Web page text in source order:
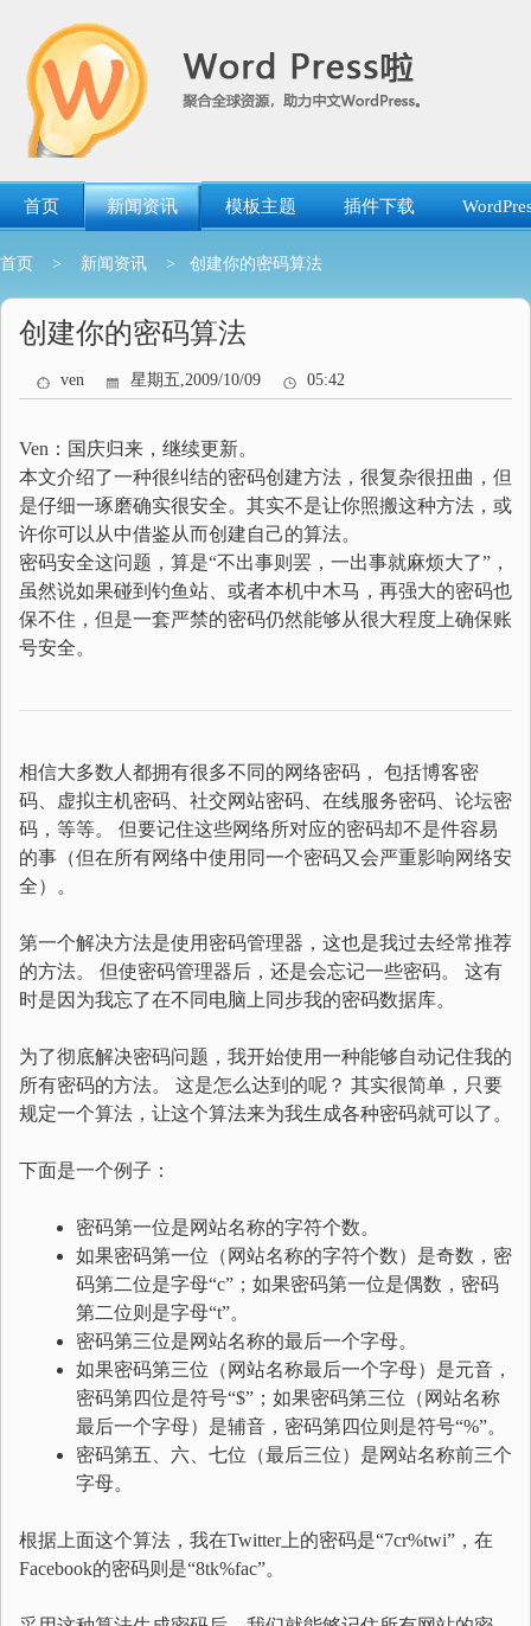
首页 新闻资讯 模板主题 插件下载
首页 > 新闻资讯 > 创建你的密码算法
创建你的密码算法
ven 星期五,2009/10/09 05:42
Ven：国庆归来，继续更新。
本文介绍了一种很纠结的密码创建方法，很复杂很扭曲，但
是仔细一琢磨确实很安全。其实不是让你照搬这种方法，或
许你可以从中借鉴从而创建自己的算法。
密码安全这问题，算是“不出事则罢，一出事就麻烦大了”，
虽然说如果碰到钓鱼站、或者本机中木马，再强大的密码也
保不住，但是一套严禁的密码仍然能够从很大程度上确保账
号安全。
相信大多数人都拥有很多不同的网络密码， 包括博客密
码、虚拟主机密码、社交网站密码、在线服务密码、论坛密
码，等等。 但要记住这些网络所对应的密码却不是件容易
的事（但在所有网络中使用同一个密码又会严重影响网络安
全）。
第一个解决方法是使用密码管理器，这也是我过去经常推荐
的方法。 但使密码管理器后，还是会忘记一些密码。 这有
时是因为我忘了在不同电脑上同步我的密码数据库。
为了彻底解决密码问题，我开始使用一种能够自动记住我的
所有密码的方法。 这是怎么达到的呢？ 其实很简单，只要
规定一个算法，让这个算法来为我生成各种密码就可以了。
下面是一个例子：
密码第一位是网站名称的字符个数。
如果密码第一位（网站名称的字符个数）是奇数，密
码第二位是字母“c”；如果密码第一位是偶数，密码
第二位则是字母“t”。
密码第三位是网站名称的最后一个字母。
如果密码第三位（网站名称最后一个字母）是元音，
密码第四位是符号“$”；如果密码第三位（网站名称
最后一个字母）是辅音，密码第四位则是符号“%”。
密码第五、六、七位（最后三位）是网站名称前三个
字母。
根据上面这个算法，我在Twitter上的密码是“7cr%twi”，在
Facebook的密码则是“8tk%fac”。